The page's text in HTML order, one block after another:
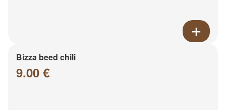
Bizza beed chili
9.00 €